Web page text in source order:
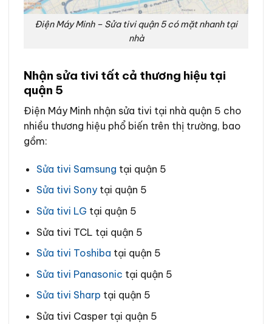
Điện Máy Minh – Sửa tivi quận 5 có mặt nhanh tại
nhà
Nhận sửa tivi tất cả thương hiệu tại
quận 5
Điện Máy Minh nhận sửa tivi tại nhà quận 5 cho
nhiều thương hiệu phổ biến trên thị trường, bao
gồm:
Sửa tivi Samsung tại quận 5
Sửa tivi Sonytại quận 5
Sửa tivi LG tại quận 5
Sửa tivi TCL tại quận 5
Sửa tivi Toshiba tại quận 5
Sửa tivi Panasonic tại quận 5
Sửa tivi Sharp tại quận 5
Sửa tivi Casper tại quận 5